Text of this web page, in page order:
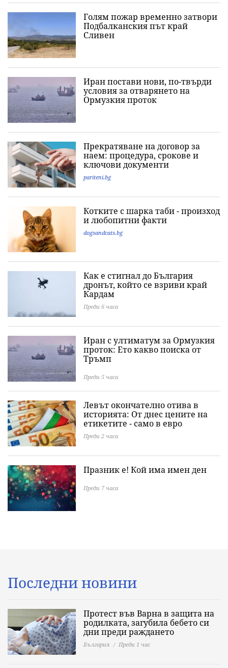
Голям пожар временно затвори
Подбалканския път край
Сливен
Иран постави нови, по-твърди
условия за отварянето на
Ормузкия проток
Прекратяване на договор за
наем: процедура, срокове и
ключови документи
pariteni.bg
Котките с шарка таби - произход
и любопитни факти
dogsandcats.bg
Как е стигнал до България
дронът, който се взриви край
Кардам
Преди 6 часа
Иран с ултиматум за Ормузкия
проток: Ето какво поиска от
Тръмп
Преди 5 часа
Левът окончателно отива в
историята: Oт днес цените на
етикетите - само в евро
Преди 2 часа
Празник е! Кой има имен ден
Преди 7 часа
Последни новини
Протест във Варна в защита на
родилката, загубила бебето си
дни преди раждането
България Преди 1 час